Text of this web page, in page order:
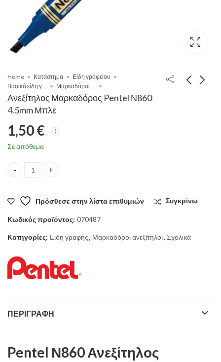
Home Κατάστημα
Είδη γραφείου
Βασικά είδη γραφείου
Μαρκαδόροι ανεξίτηλοι
Ανεξίτηλος Μαρκαδόρος Pentel Ν860
4.5mm Μπλε
1,50€
Σε απόθεμα
Ανεξίτηλος Μαρκαδόρος Pentel Ν860 4.5mm Μπλε quantity
Πρόσθεσε στην λίστα επιθυμιών Συγκρίνω
Κωδικός προϊόντος: 070487
Κατηγορίες: Είδη γραφής, Μαρκαδόροι ανεξίτηλοι, Σχολικά
ΠΕΡΙΓΡΑΦΉ
Pentel Ν860 Ανεξίτηλος